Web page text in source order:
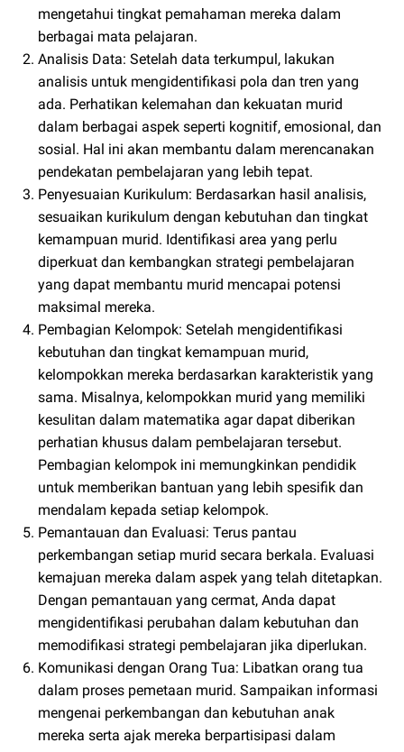
mengetahui tingkat pemahaman mereka dalam
berbagai mata pelajaran.
Analisis Data: Setelah data terkumpul, lakukan
analisis untuk mengidentifikasi pola dan tren yang
ada. Perhatikan kelemahan dan kekuatan murid
dalam berbagai aspek seperti kognitif, emosional, dan
sosial. Hal ini akan membantu dalam merencanakan
pendekatan pembelajaran yang lebih tepat.
Penyesuaian Kurikulum: Berdasarkan hasil analisis,
sesuaikan kurikulum dengan kebutuhan dan tingkat
kemampuan murid. Identifikasi area yang perlu
diperkuat dan kembangkan strategi pembelajaran
yang dapat membantu murid mencapai potensi
maksimal mereka.
Pembagian Kelompok: Setelah mengidentifikasi
kebutuhan dan tingkat kemampuan murid,
kelompokkan mereka berdasarkan karakteristik yang
sama. Misalnya, kelompokkan murid yang memiliki
kesulitan dalam matematika agar dapat diberikan
perhatian khusus dalam pembelajaran tersebut.
Pembagian kelompok ini memungkinkan pendidik
untuk memberikan bantuan yang lebih spesifik dan
mendalam kepada setiap kelompok.
Pemantauan dan Evaluasi: Terus pantau
perkembangan setiap murid secara berkala. Evaluasi
kemajuan mereka dalam aspek yang telah ditetapkan.
Dengan pemantauan yang cermat, Anda dapat
mengidentifikasi perubahan dalam kebutuhan dan
memodifikasi strategi pembelajaran jika diperlukan.
Komunikasi dengan Orang Tua: Libatkan orang tua
dalam proses pemetaan murid. Sampaikan informasi
mengenai perkembangan dan kebutuhan anak
mereka serta ajak mereka berpartisipasi dalam